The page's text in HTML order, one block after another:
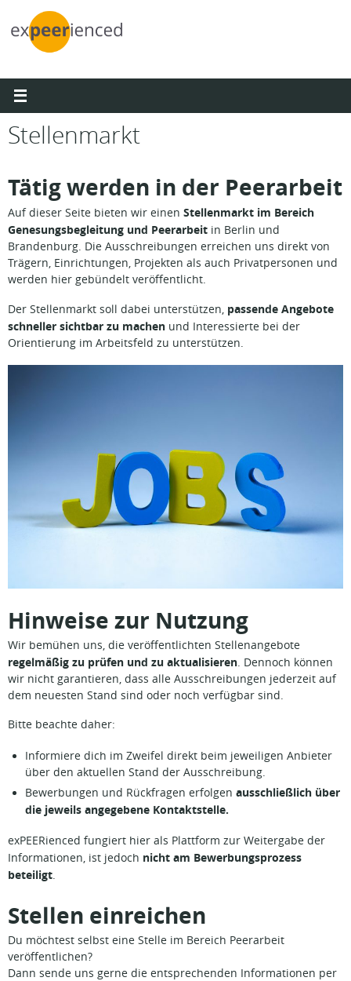
Inhalt
springen
Stellenmarkt
Tätig werden in der Peerarbeit
Auf dieser Seite bieten wir einen Stellenmarkt im Bereich
Genesungsbegleitung und Peerarbeit in Berlin und
Brandenburg. Die Ausschreibungen erreichen uns direkt von
Trägern, Einrichtungen, Projekten als auch Privatpersonen und
werden hier gebündelt veröffentlicht.
Der Stellenmarkt soll dabei unterstützen, passende Angebote
schneller sichtbar zu machen und Interessierte bei der
Orientierung im Arbeitsfeld zu unterstützen.
Hinweise zur Nutzung
Wir bemühen uns, die veröffentlichten Stellenangebote
regelmäßig zu prüfen und zu aktualisieren. Dennoch können
wir nicht garantieren, dass alle Ausschreibungen jederzeit auf
dem neuesten Stand sind oder noch verfügbar sind.
Bitte beachte daher:
Informiere dich im Zweifel direkt beim jeweiligen Anbieter
über den aktuellen Stand der Ausschreibung.
Bewerbungen und Rückfragen erfolgen ausschließlich über
die jeweils angegebene Kontaktstelle.
exPEERienced fungiert hier als Plattform zur Weitergabe der
Informationen, ist jedoch nicht am Bewerbungsprozess
beteiligt.
Stellen einreichen
Du möchtest selbst eine Stelle im Bereich Peerarbeit
veröffentlichen?
Dann sende uns gerne die entsprechenden Informationen per